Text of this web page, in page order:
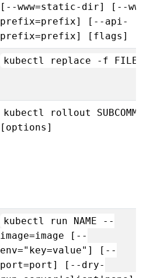
[--www=static-dir] [--
prefix=prefix] [--api-
prefix=prefix] [flags]
kubectl replace -f
kubectl rollout
[options]
kubectl run NAME --
image=image [--
env="key=value"] [--
port=port] [--dry-